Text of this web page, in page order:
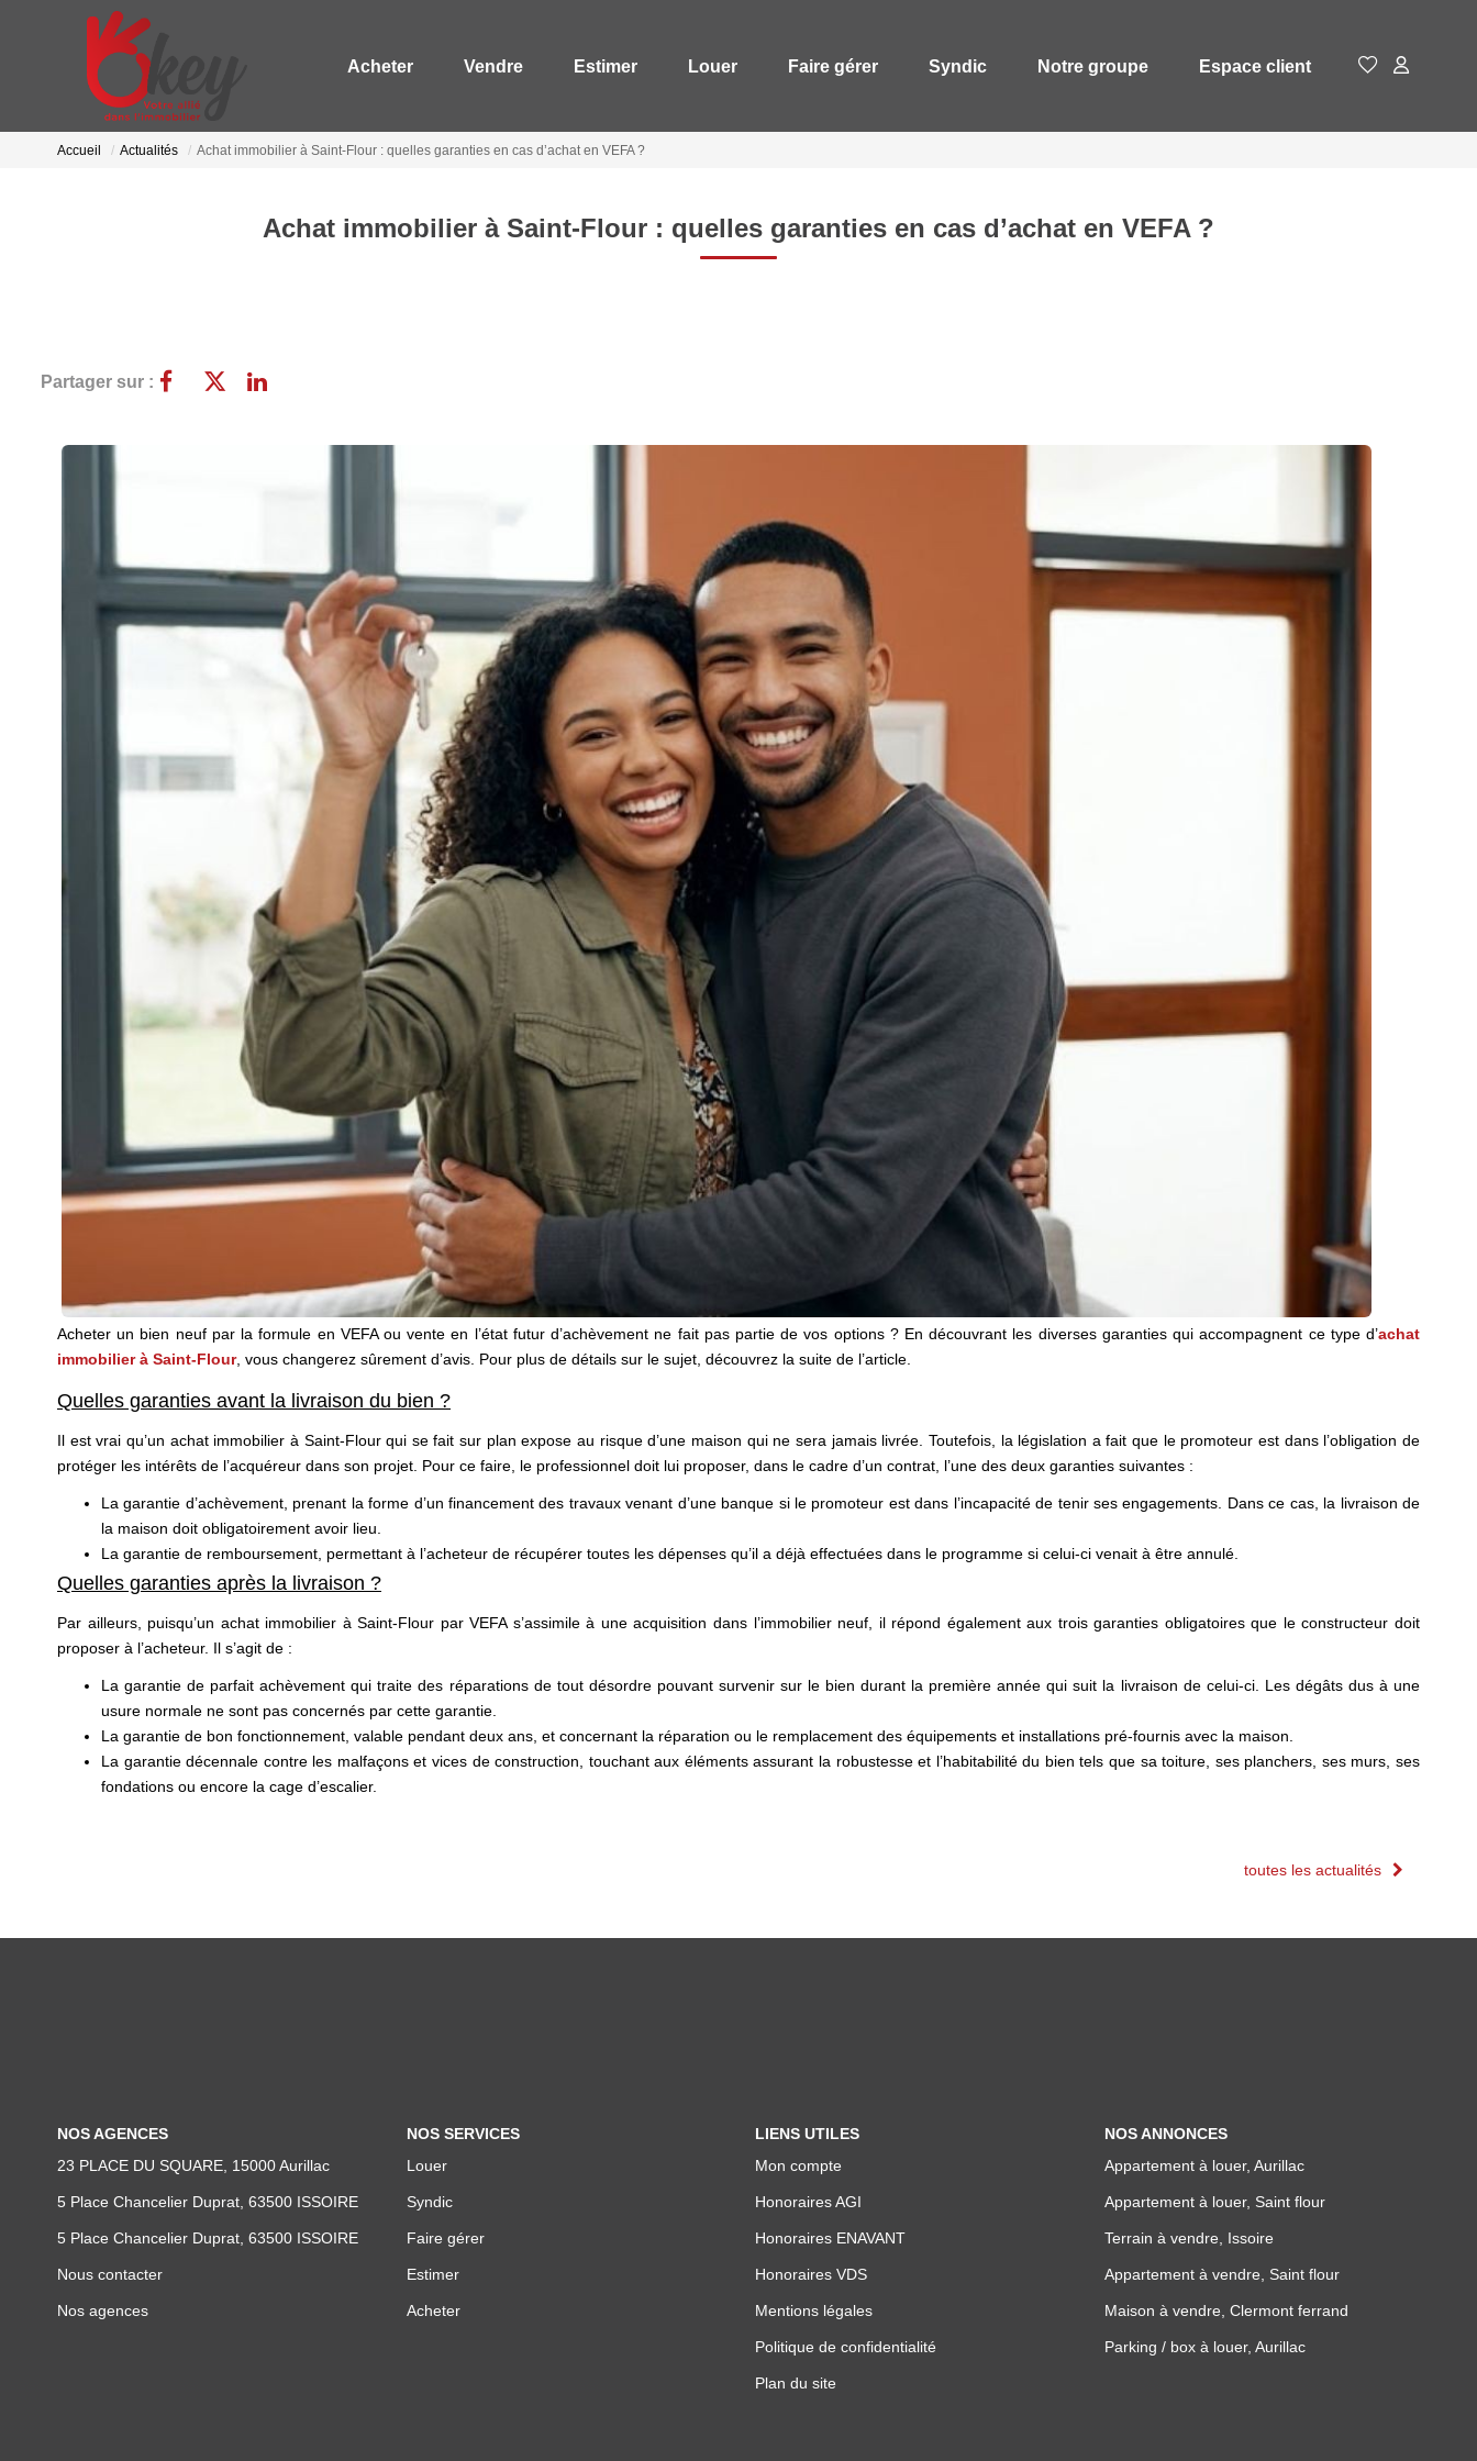
Acheter Vendre Estimer Louer Faire gérer Syndic Notre groupe Espace client
Accueil Actualités Achat immobilier à Saint-Flour : quelles garanties en cas d’achat en VEFA ?
Achat immobilier à Saint-Flour : quelles garanties en cas d’achat en VEFA ?
Partager sur :
Acheter un bien neuf par la formule en VEFA ou vente en l’état futur d’achèvement ne fait pas partie de vos options ? En découvrant les diverses garanties qui accompagnent ce type d’achat
immobilier à Saint-Flour, vous changerez sûrement d’avis. Pour plus de détails sur le sujet, découvrez la suite de l’article.
Quelles garanties avant la livraison du bien ?
Il est vrai qu’un achat immobilier à Saint-Flour qui se fait sur plan expose au risque d’une maison qui ne sera jamais livrée. Toutefois, la législation a fait que le promoteur est dans l’obligation de
protéger les intérêts de l’acquéreur dans son projet. Pour ce faire, le professionnel doit lui proposer, dans le cadre d’un contrat, l’une des deux garanties suivantes :
La garantie d’achèvement, prenant la forme d’un financement des travaux venant d’une banque si le promoteur est dans l’incapacité de tenir ses engagements. Dans ce cas, la livraison de
la maison doit obligatoirement avoir lieu.
La garantie de remboursement, permettant à l’acheteur de récupérer toutes les dépenses qu’il a déjà effectuées dans le programme si celui-ci venait à être annulé.
Quelles garanties après la livraison ?
Par ailleurs, puisqu’un achat immobilier à Saint-Flour par VEFA s’assimile à une acquisition dans l’immobilier neuf, il répond également aux trois garanties obligatoires que le constructeur doit
proposer à l’acheteur. Il s’agit de :
La garantie de parfait achèvement qui traite des réparations de tout désordre pouvant survenir sur le bien durant la première année qui suit la livraison de celui-ci. Les dégâts dus à une
usure normale ne sont pas concernés par cette garantie.
La garantie de bon fonctionnement, valable pendant deux ans, et concernant la réparation ou le remplacement des équipements et installations pré-fournis avec la maison.
La garantie décennale contre les malfaçons et vices de construction, touchant aux éléments assurant la robustesse et l’habitabilité du bien tels que sa toiture, ses planchers, ses murs, ses
fondations ou encore la cage d’escalier.
toutes les actualités
NOS AGENCES
23 PLACE DU SQUARE, 15000 Aurillac
5 Place Chancelier Duprat, 63500 ISSOIRE
5 Place Chancelier Duprat, 63500 ISSOIRE
Nous contacter
Nos agences
NOS SERVICES
Louer
Syndic
Faire gérer
Estimer
Acheter
LIENS UTILES
Mon compte
Honoraires AGI
Honoraires ENAVANT
Honoraires VDS
Mentions légales
Politique de confidentialité
Plan du site
NOS ANNONCES
Appartement à louer, Aurillac
Appartement à louer, Saint flour
Terrain à vendre, Issoire
Appartement à vendre, Saint flour
Maison à vendre, Clermont ferrand
Parking / box à louer, Aurillac